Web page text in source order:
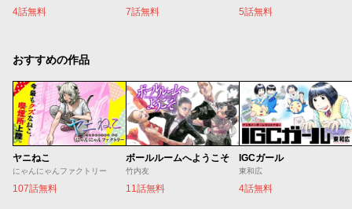
4話無料 7話無料 5話無料
おすすめの作品
ヤニねこ
にゃんにゃんファクトリー
107話無料
ボールルームへようこそ
竹内友
11話無料
IGCガール
東和広
4話無料